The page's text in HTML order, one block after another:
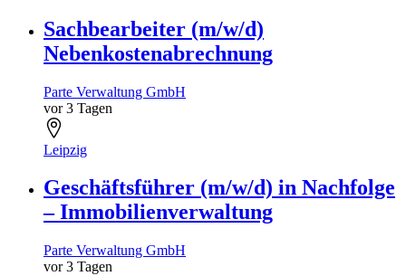
Sachbearbeiter (m/w/d)
Nebenkostenabrechnung
Parte Verwaltung GmbH
vor 3 Tagen
Leipzig
Geschäftsführer (m/w/d) in Nachfolge
– Immobilienverwaltung
Parte Verwaltung GmbH
vor 3 Tagen